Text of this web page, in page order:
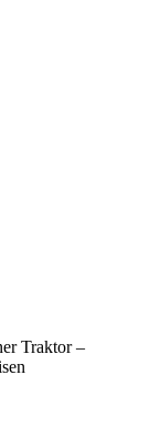
Traktor –